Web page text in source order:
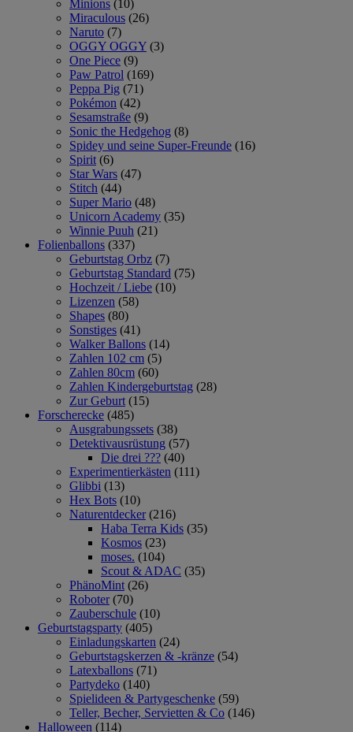
Minions (10)
Miraculous (26)
Naruto (7)
OGGY OGGY (3)
One Piece (9)
Paw Patrol (169)
Peppa Pig (71)
Pokémon (42)
Sesamstraße (9)
Sonic the Hedgehog (8)
Spidey und seine Super-Freunde (16)
Spirit (6)
Star Wars (47)
Stitch (44)
Super Mario (48)
Unicorn Academy (35)
Winnie Puuh (21)
Folienballons (337)
Geburtstag Orbz (7)
Geburtstag Standard (75)
Hochzeit / Liebe (10)
Lizenzen (58)
Shapes (80)
Sonstiges (41)
Walker Ballons (14)
Zahlen 102 cm (5)
Zahlen 80cm (60)
Zahlen Kindergeburtstag (28)
Zur Geburt (15)
Forscherecke (485)
Ausgrabungssets (38)
Detektivausrüstung (57)
Die drei ??? (40)
Experimentierkästen (111)
Glibbi (13)
Hex Bots (10)
Naturentdecker (216)
Haba Terra Kids (35)
Kosmos (23)
moses. (104)
Scout & ADAC (35)
PhänoMint (26)
Roboter (70)
Zauberschule (10)
Geburtstagsparty (405)
Einladungskarten (24)
Geburtstagskerzen & -kränze (54)
Latexballons (71)
Partydeko (140)
Spielideen & Partygeschenke (59)
Teller, Becher, Servietten & Co (146)
Halloween (114)